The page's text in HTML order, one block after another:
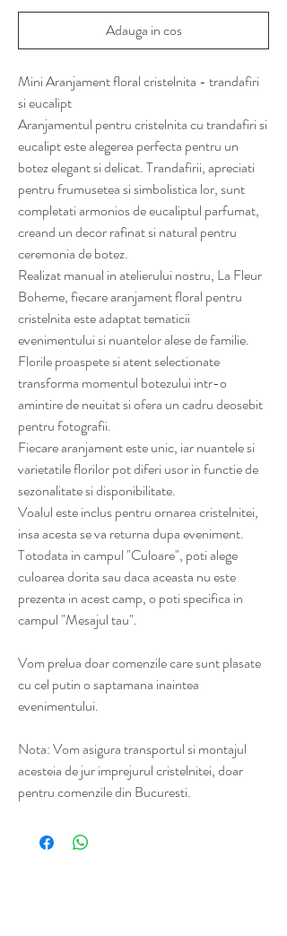
Adauga in cos
Mini Aranjament floral cristelnita - trandafiri
si eucalipt
Aranjamentul pentru cristelnita cu trandafiri si
eucalipt este alegerea perfecta pentru un
botez elegant si delicat. Trandafirii, apreciati
pentru frumusetea si simbolistica lor, sunt
completati armonios de eucaliptul parfumat,
creand un decor rafinat si natural pentru
ceremonia de botez.
Realizat manual in atelierului nostru, La Fleur
Boheme, fiecare aranjament floral pentru
cristelnita este adaptat tematicii
evenimentului si nuantelor alese de familie.
Florile proaspete si atent selectionate
transforma momentul botezului intr-o
amintire de neuitat si ofera un cadru deosebit
pentru fotografii.
Fiecare aranjament este unic, iar nuantele si
varietatile florilor pot diferi usor in functie de
sezonalitate si disponibilitate.
Voalul este inclus pentru ornarea cristelnitei,
insa acesta se va returna dupa eveniment.
Totodata in campul "Culoare", poti alege
culoarea dorita sau daca aceasta nu este
prezenta in acest camp, o poti specifica in
campul "Mesajul tau".
Vom prelua doar comenzile care sunt plasate
cu cel putin o saptamana inaintea
evenimentului.
Nota: Vom asigura transportul si montajul
acesteia de jur imprejurul cristelnitei, doar
pentru comenzile din Bucuresti.